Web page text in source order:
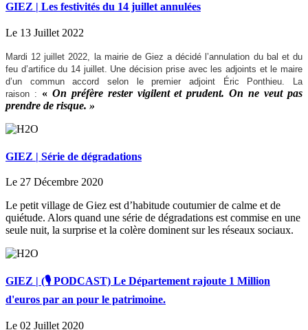
GIEZ | Les festivités du 14 juillet annulées
Le 13 Juillet 2022
Mardi 12 juillet 2022, la mairie de Giez a décidé l’annulation du bal et du
feu d’artifice du 14 juillet. Une décision prise avec les adjoints et le maire
d’un commun accord selon le premier adjoint Éric Ponthieu. La
raison : «On préfère rester vigilent et prudent. On ne veut pas
prendre de risque. »
GIEZ | Série de dégradations
Le 27 Décembre 2020
Le petit village de Giez est d’habitude coutumier de calme et de
quiétude. Alors quand une série de dégradations est commise en une
seule nuit, la surprise et la colère dominent sur les réseaux sociaux.
GIEZ | (🎙️ PODCAST) Le Département rajoute 1 Million
d'euros par an pour le patrimoine.
Le 02 Juillet 2020